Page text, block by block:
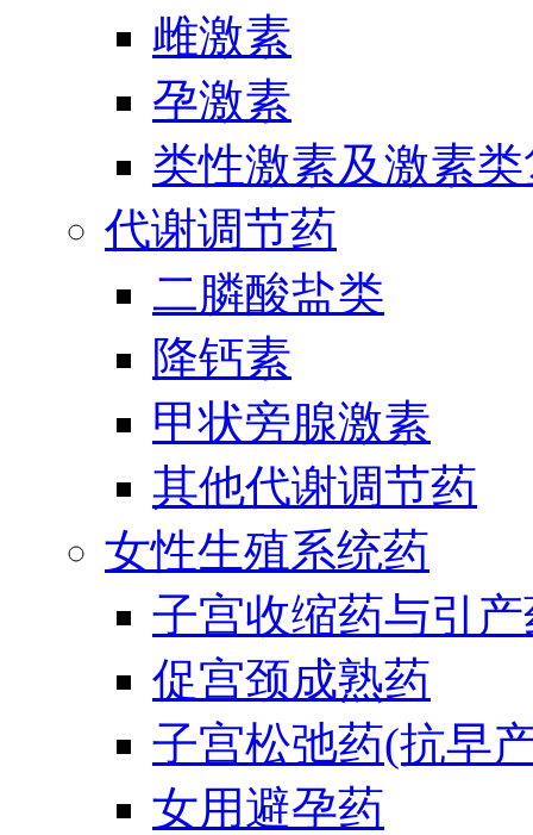
雌激素
孕激素
类性激素及激素
代谢调节药
二膦酸盐类
降钙素
甲状旁腺激素
其他代谢调节药
女性生殖系统药
子宫收缩药与引
促宫颈成熟药
子宫松弛药(抗早
女用避孕药